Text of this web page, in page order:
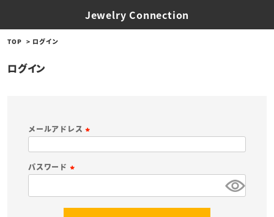
Jewelry Connection
TOP ログイン
ログイン
メールアドレス
須
パスワード